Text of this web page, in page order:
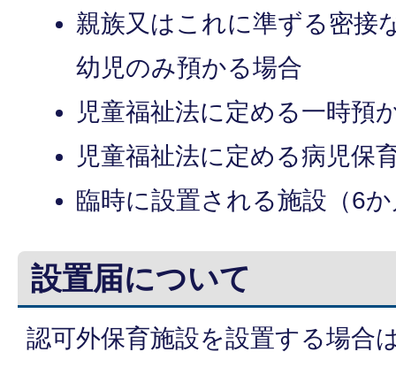
親族又はこれに準ずる密接
幼児のみ預かる場合
児童福祉法に定める一時預
児童福祉法に定める病児保
臨時に設置される施設（6
設置届について
認可外保育施設を設置する場合